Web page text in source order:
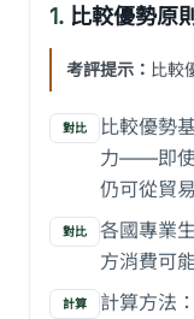
1. 比較優勢原則
考評提示： 比較
對比
比較優勢
力——即使
仍可從貿
對比
各國專業
方消費可
計算
計算方法